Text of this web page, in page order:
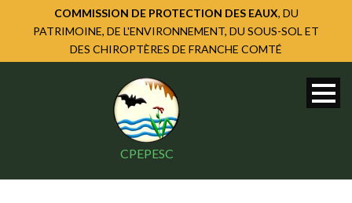
COMMISSION DE PROTECTION DES EAUX, DU
PATRIMOINE, DE L'ENVIRONNEMENT, DU SOUS-SOL ET
DES CHIROPTÈRES DE FRANCHE COMTÉ
CPEPESC